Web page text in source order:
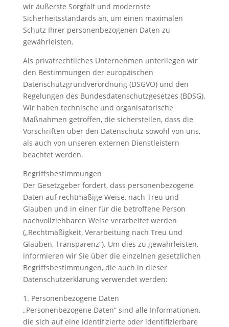
wir äußerste Sorgfalt und modernste
Sicherheitsstandards an, um einen maximalen
Schutz Ihrer personenbezogenen Daten zu
gewährleisten.
Als privatrechtliches Unternehmen unterliegen wir
den Bestimmungen der europäischen
Datenschutzgrundverordnung (DSGVO) und den
Regelungen des Bundesdatenschutzgesetzes (BDSG).
Wir haben technische und organisatorische
Maßnahmen getroffen, die sicherstellen, dass die
Vorschriften über den Datenschutz sowohl von uns,
als auch von unseren externen Dienstleistern
beachtet werden.
Begriffsbestimmungen
Der Gesetzgeber fordert, dass personenbezogene
Daten auf rechtmäßige Weise, nach Treu und
Glauben und in einer für die betroffene Person
nachvollziehbaren Weise verarbeitet werden
(„Rechtmäßigkeit, Verarbeitung nach Treu und
Glauben, Transparenz“). Um dies zu gewährleisten,
informieren wir Sie über die einzelnen gesetzlichen
Begriffsbestimmungen, die auch in dieser
Datenschutzerklärung verwendet werden:
1. Personenbezogene Daten
„Personenbezogene Daten“ sind alle Informationen,
die sich auf eine identifizierte oder identifizierbare